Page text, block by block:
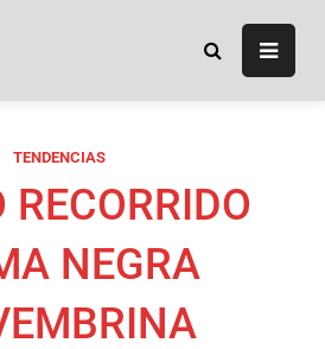
Agencia de Noticias
TENDENCIAS
RECORRIDO
NEGRA